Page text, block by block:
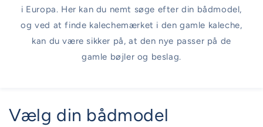
i Europa. Her kan du nemt søge efter din bådmodel,
og ved at finde kalechemærket i den gamle kaleche,
kan du være sikker på, at den nye passer på de
gamle bøjler og beslag.
Vælg din bådmodel